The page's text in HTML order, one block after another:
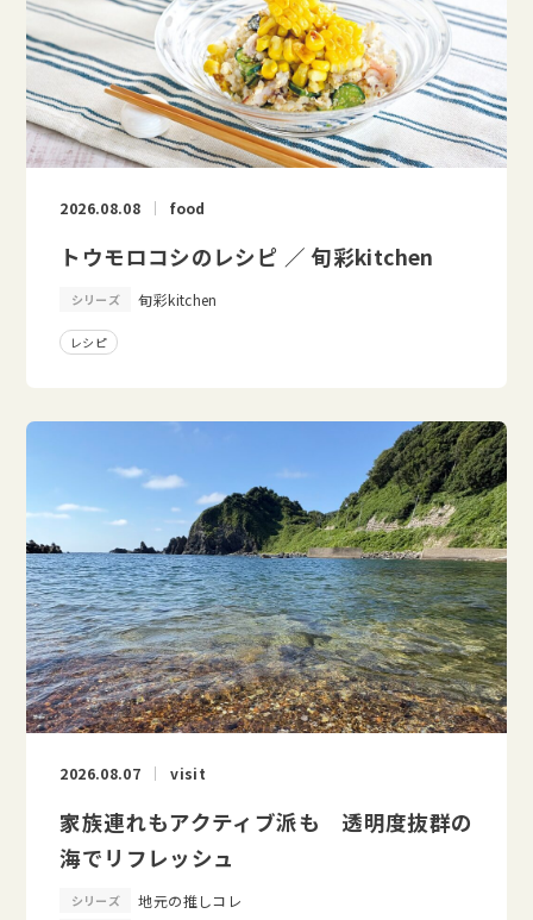
2026.08.08 food
トウモロコシのレシピ ／ 旬彩kitchen
シリーズ 旬彩kitchen
レシピ
2026.08.07 visit
家族連れもアクティブ派も 透明度抜群の
海でリフレッシュ
シリーズ 地元の推しコレ